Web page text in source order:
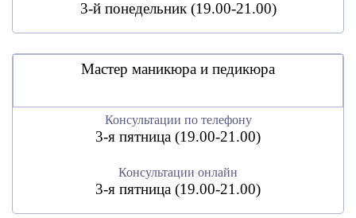
3-й понедельник (19.00-21.00)
Мастер маникюра и педикюра
Консультации по телефону
3-я пятница (19.00-21.00)
Консультации онлайн
3-я пятница (19.00-21.00)